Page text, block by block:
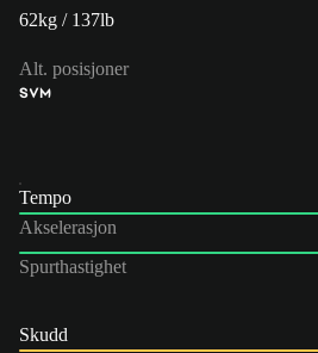
62kg / 137lb
Alt. posisjoner
SVM
Tempo
Akselerasjon
Spurthastighet
Skudd